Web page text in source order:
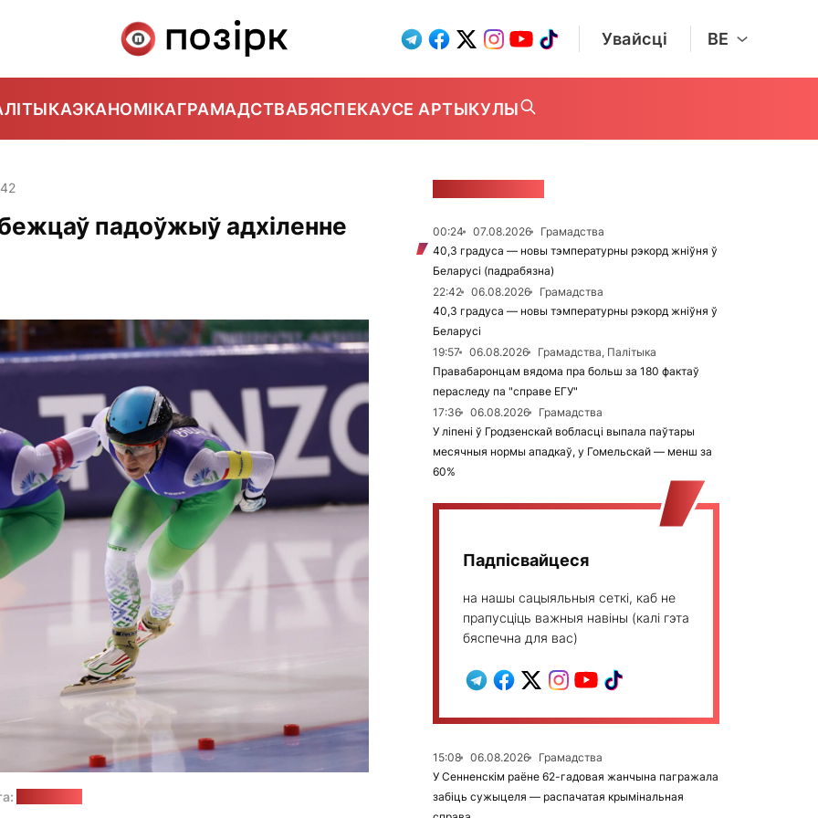
Увайсці BE
ЭКАНОМІКАГРАМАДСТВАБЯСПЕКАУСЕ АРТЫКУЛЫ
падоўжыў адхіленне 00:24 07.08.2026
Грамадства
40,3 градуса — новы тэмпературны рэкорд жніўня ў
Беларусі (падрабязна)
22:42
06.08.2026
Грамадства
40,3 градуса — новы тэмпературны рэкорд жніўня ў
Беларусі
19:57
06.08.2026
Грамадства, Палітыка
Правабаронцам вядома пра больш за 180 фактаў
пераследу па "справе ЕГУ"
17:36
06.08.2026
Грамадства
У ліпені ў Гродзенскай вобласці выпала паўтары
месячныя нормы ападкаў, у Гомельскай — менш за
60%
Падпісвайцеся
на нашы сацыяльныя сеткі, каб не
прапусціць важныя навіны (калі гэта
бяспечна для вас)
15:08 06.08.2026
Грамадства
У Сенненскім раёне 62-гадовая жанчына пагражала
забіць сужыцеля — распачатая крымінальная